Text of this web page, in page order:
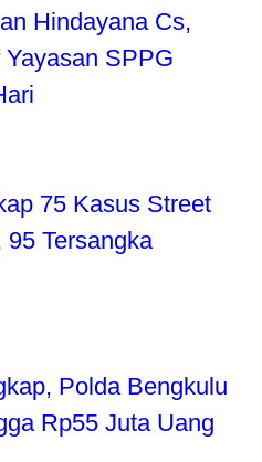
Hindayana Cs,
SPPG
75 Kasus Street
Tersangka
Polda Bengkulu
Rp55 Juta Uang